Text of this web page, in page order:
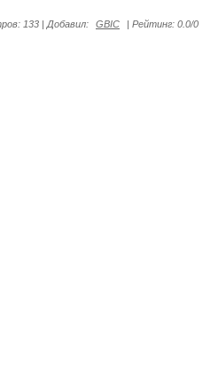
: 133 | Добавил: GBIC | Рейтинг: 0.0/0